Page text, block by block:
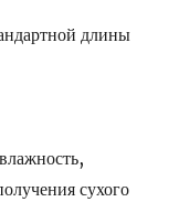
длины
сухого